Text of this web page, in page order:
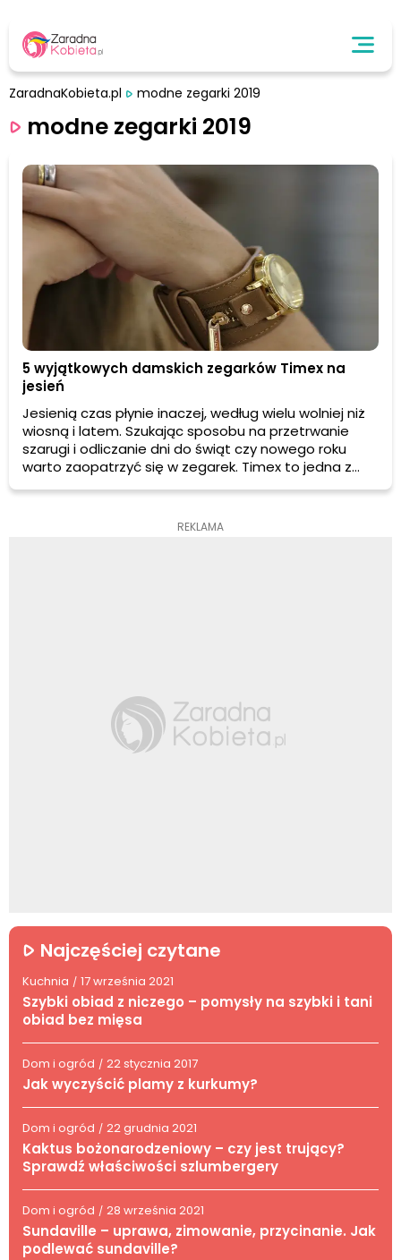
ZaradnaKobieta.pl modne zegarki 2019
modne zegarki 2019
5 wyjątkowych damskich zegarków Timex na
jesień
Jesienią czas płynie inaczej, według wielu wolniej niż
wiosną i latem. Szukając sposobu na przetrwanie
szarugi i odliczanie dni do świąt czy nowego roku
warto zaopatrzyć się w zegarek. Timex to jedna z
propozycji, która szczególnie spodoba się kobietom.
stylowych, które na równi z designem cenią sobie
REKLAMA
Najczęściej czytane
Kuchnia / 17 września 2021
Szybki obiad z niczego – pomysły na szybki i tani
obiad bez mięsa
Dom i ogród / 22 stycznia 2017
Jak wyczyścić plamy z kurkumy?
Dom i ogród / 22 grudnia 2021
Kaktus bożonarodzeniowy – czy jest trujący?
Sprawdź właściwości szlumbergery
Dom i ogród / 28 września 2021
Sundaville – uprawa, zimowanie, przycinanie. Jak
podlewać sundaville?